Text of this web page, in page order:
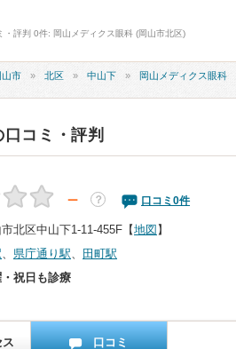
・評判 0件: 岡山メディクス眼科 (岡山市北区)
山市 北区 中山下 岡山メディクス眼科
口コミ・評判
－ ？ 口コミ 0件
北区中山下1-11-455F 【地図 】
、 県庁通り駅、
田町駅
祝日も診療
口コミ